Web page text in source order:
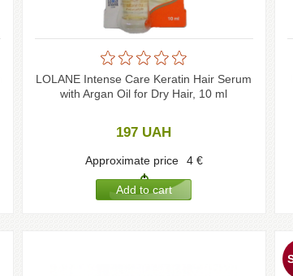
LOLANE Intense Care Keratin Hair Serum
with Argan Oil for Dry Hair, 10 ml
197 UAH
Approximate price 4 €